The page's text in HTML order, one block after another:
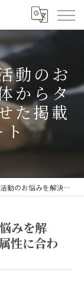
動のお
からタ
た掲載
ト
ターゲット属性に合わせた掲載まで全面サポート
みを解
性に合わ